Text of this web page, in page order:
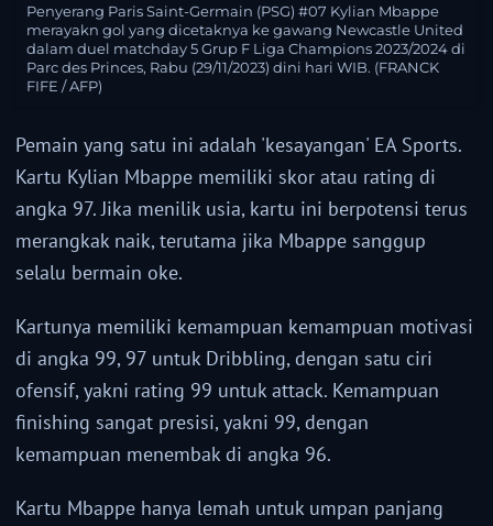
Penyerang Paris Saint-Germain (PSG) #07 Kylian Mbappe
merayakn gol yang dicetaknya ke gawang Newcastle United
dalam duel matchday 5 Grup F Liga Champions 2023/2024 di
Parc des Princes, Rabu (29/11/2023) dini hari WIB. (FRANCK
FIFE / AFP)
Pemain yang satu ini adalah 'kesayangan' EA Sports.
Kartu Kylian Mbappe memiliki skor atau rating di
angka 97. Jika menilik usia, kartu ini berpotensi terus
merangkak naik, terutama jika Mbappe sanggup
selalu bermain oke.
Kartunya memiliki kemampuan kemampuan motivasi
di angka 99, 97 untuk Dribbling, dengan satu ciri
ofensif, yakni rating 99 untuk attack. Kemampuan
finishing sangat presisi, yakni 99, dengan
kemampuan menembak di angka 96.
Kartu Mbappe hanya lemah untuk umpan panjang